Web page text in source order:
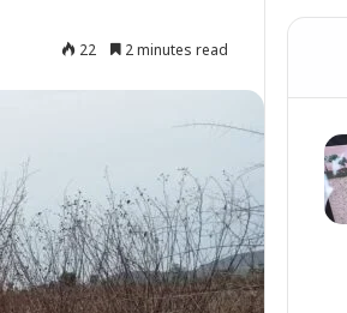
22 2 minutes read